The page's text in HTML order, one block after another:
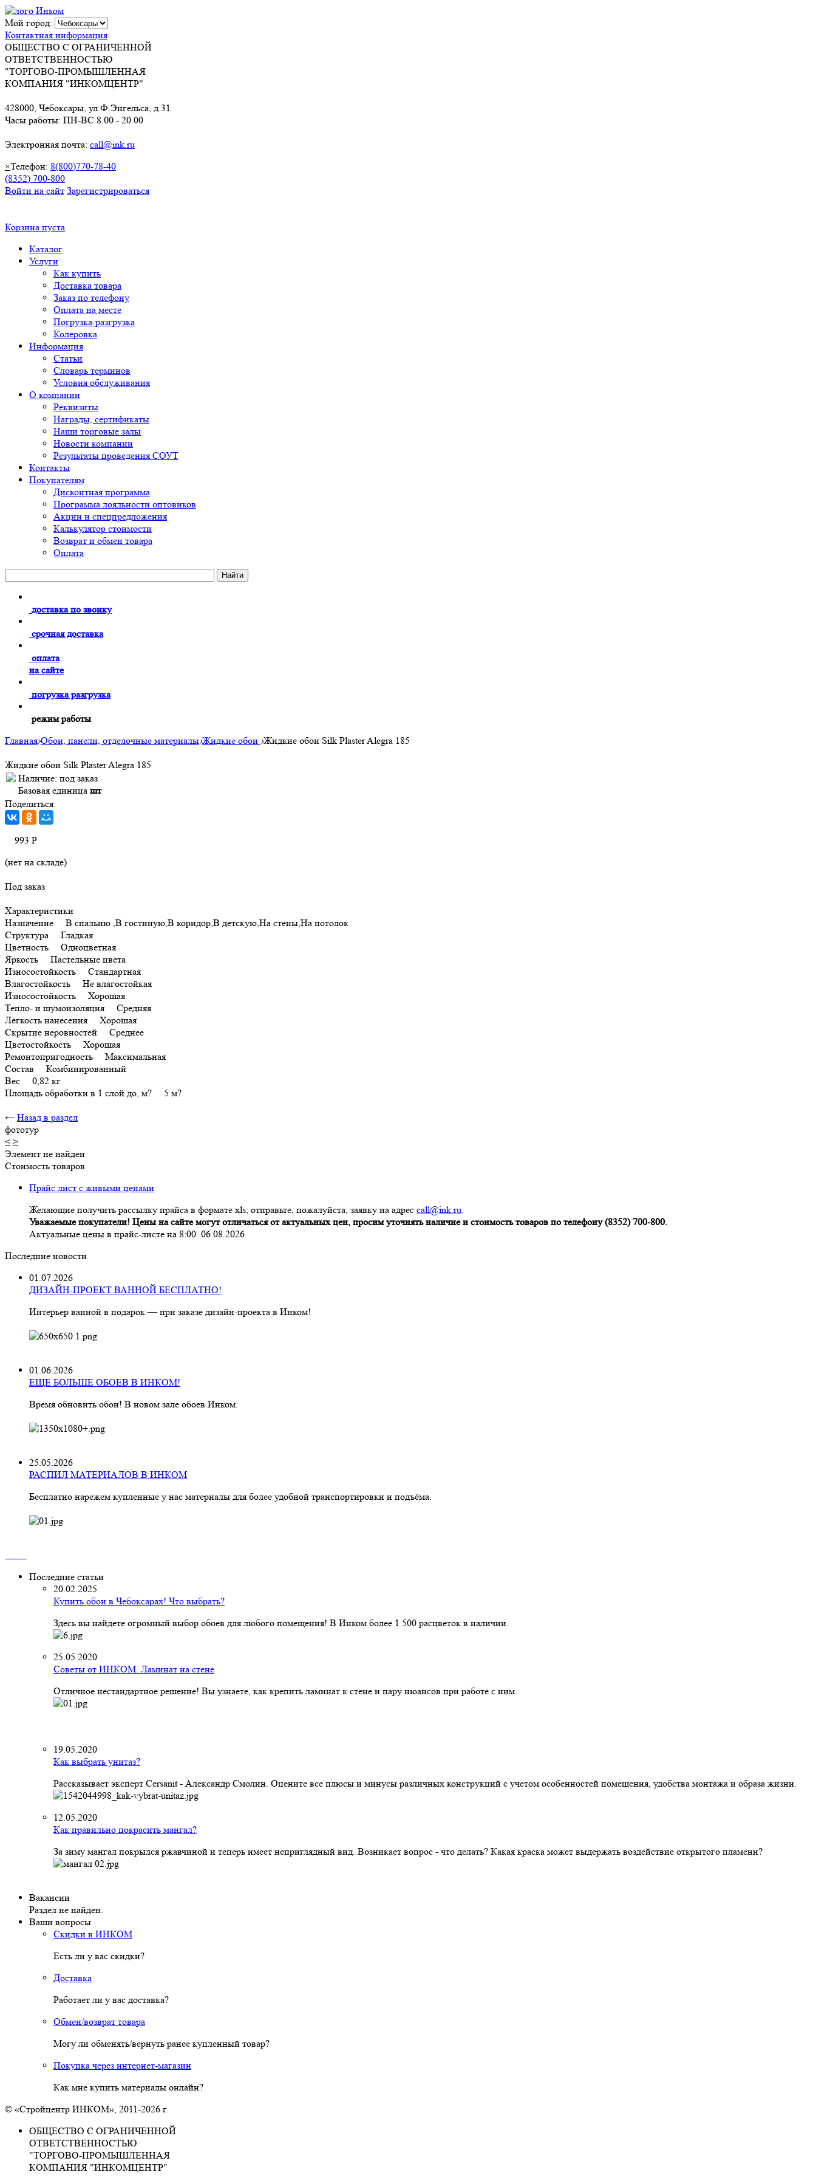
Мой город:
Контактная информация
ОБЩЕСТВО С ОГРАНИЧЕННОЙ
ОТВЕТСТВЕННОСТЬЮ
"ТОРГОВО-ПРОМЫШЛЕННАЯ
КОМПАНИЯ "ИНКОМЦЕНТР"
428000, Чебоксары, ул.Ф.Энгельса, д.31
Часы работы: ПН-ВС 8.00 - 20.00
Электронная почта: call@ink.ru
×Телефон: 8(800)770-78-40
(8352) 700-800
Войти на сайт Зарегистрироваться
Корзина пуста
Каталог
Услуги
Как купить
Доставка товара
Заказ по телефону
Оплата на месте
Погрузка-разгрузка
Колеровка
Информация
Статьи
Словарь терминов
Условия обслуживания
О компании
Реквизиты
Награды, сертификаты
Наши торговые залы
Новости компании
Результаты проведения СОУТ
Контакты
Покупателям
Дисконтная программа
Программа лояльности оптовиков
Акции и спецпредложения
Калькулятор стоимости
Возврат и обмен товара
Оплата
доставка по звонку
срочная доставка
оплата
на сайте
погрузка разгрузка
режим работы
Главная›Обои, панели, отделочные материалы›Жидкие обои ›Жидкие обои Silk Plaster Alegra 185
Жидкие обои Silk Plaster Alegra 185
Наличие: под заказ
Базовая единица шт
Поделиться:
993 Р
(нет на складе)
Под заказ
Характеристики
Назначение В спальню ,В гостиную,В коридор,В детскую,На стены,На потолок
Структура Гладкая
Цветность Одноцветная
Яркость Пастельные цвета
Износостойкость Стандартная
Влагостойкость Не влагостойкая
Износостойкость Хорошая
Тепло- и шумоизоляция Средняя
Лёгкость нанесения Хорошая
Скрытие неровностей Среднее
Цветостойкость Хорошая
Ремонтопригодность Максимальная
Состав Комбинированный
Вес 0,82 кг
Площадь обработки в 1 слой до, м? 5 м?
← Назад в раздел
фототур
< >
Элемент не найден
Стоимость товаров
Прайс лист с живыми ценами
Желающие получить рассылку прайса в формате xls, отправьте, пожалуйста, заявку на адрес call@ink.ru.
Уважаемые покупатели! Цены на сайте могут отличаться от актуальных цен, просим уточнять наличие и стоимость товаров по телефону (8352) 700-800.
Актуальные цены в прайс-листе на 8:00. 06.08.2026
Последние новости
01.07.2026
ДИЗАЙН-ПРОЕКТ ВАННОЙ БЕСПЛАТНО!
Интерьер ванной в подарок — при заказе дизайн‑проекта в Инком!
01.06.2026
ЕЩЕ БОЛЬШЕ ОБОЕВ В ИНКОМ!
Время обновить обои! В новом зале обоев Инком.
25.05.2026
РАСПИЛ МАТЕРИАЛОВ В ИНКОМ
Бесплатно нарежем купленные у нас материалы для более удобной транспортировки и подъёма.
Последние статьи
20.02.2025
Купить обои в Чебоксарах! Что выбрать?
Здесь вы найдете огромный выбор обоев для любого помещения! В Инком более 1 500 расцветок в наличии.
25.05.2020
Советы от ИНКОМ. Ламинат на стене
Отличное нестандартное решение! Вы узнаете, как крепить ламинат к стене и пару нюансов при работе с ним.
19.05.2020
Как выбрать унитаз?
Рассказывает эксперт Cersanit - Александр Смолин. Оцените все плюсы и минусы различных конструкций с учетом особенностей помещения, удобства монтажа и образа жизни.
12.05.2020
Как правильно покрасить мангал?
За зиму мангал покрылся ржавчиной и теперь имеет неприглядный вид. Возникает вопрос - что делать? Какая краска может выдержать воздействие открытого пламени?
Вакансии
Раздел не найден.
Ваши вопросы
Скидки в ИНКОМ
Есть ли у вас скидки?
Доставка
Работает ли у вас доставка?
Обмен/возврат товара
Могу ли обменять/вернуть ранее купленный товар?
Покупка через интернет-магазин
Как мне купить материалы онлайн?
© «Стройцентр ИНКОМ», 2011-2026 г.
ОБЩЕСТВО С ОГРАНИЧЕННОЙ
ОТВЕТСТВЕННОСТЬЮ
"ТОРГОВО-ПРОМЫШЛЕННАЯ
КОМПАНИЯ "ИНКОМЦЕНТР"